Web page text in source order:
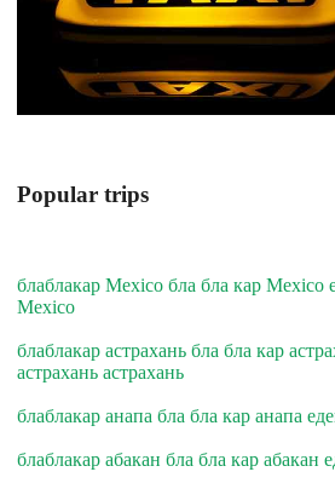
Popular trips
блаблакар Mexico бла бла кар Mexico
Mexico
блаблакар астрахань бла бла кар
астрахань астрахань
блаблакар анапа бла бла кар анапа
блаблакар абакан бла бла кар абакан